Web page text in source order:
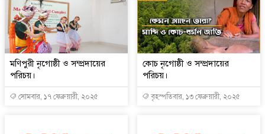
মণিপুরী নৃগোষ্ঠী ও সম্প্রদায়ের
পরিচয়।
সোমবার, ১৭ ফেব্রুয়ারী, ২০২৫
কোচ নৃগোষ্ঠী ও সম্প্রদায়ের
পরিচয়।
বৃহস্পতিবার, ১৩ ফেব্রুয়ারী, ২০২৫